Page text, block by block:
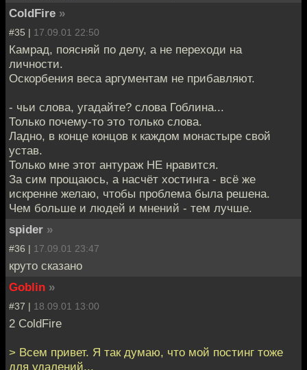
ColdFire »
#35 | 17.09.01 22:50
Камрад, поясняй по делу, а не переходи на
личности.
Оскорбения веса аргументам не прибавляют.
- чьи слова, угадайте? слова Гоблина...
Только почему-то это только слова.
Ладно, в конце концов к каждом монастыре свой
устав.
Только мне этот антураж НЕ нравится.
За сим прощаюсь, а насчёт хостинга - всё же
искренне желаю, чтобы проблема была решена.
Чем больше и людей и мнений - тем лучше.
spider »
#36 | 17.09.01 23:47
круто сказано
Goblin »
#37 | 18.09.01 13:00
2 ColdFire
> Всем привет. Я так думаю, что мой постинг тоже
для удалений...